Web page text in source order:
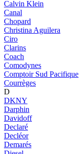
Calvin Klein
Canal
Chopard
Christina Aguilera
Ciro
Clarins
Coach
Comodynes
Comptoir Sud Pacifique
Courrèges
D
DKNY
Darphin
Davidoff
Declaré
Decléor
Demarés